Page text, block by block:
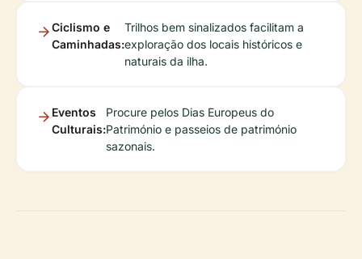
Ciclismo e
Caminhadas:
Trilhos bem sinalizados facilitam a
exploração dos locais históricos e
naturais da ilha.
Eventos
Culturais:
Procure pelos Dias Europeus do
Património e passeios de património
sazonais.